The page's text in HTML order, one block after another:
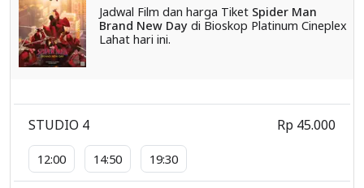
Jadwal Film dan harga Tiket Spider Man
Brand New Daydi Bioskop Platinum Cineplex
Lahat hari ini.
STUDIO 4
12:00 14:50 19:30
Rp 45.000